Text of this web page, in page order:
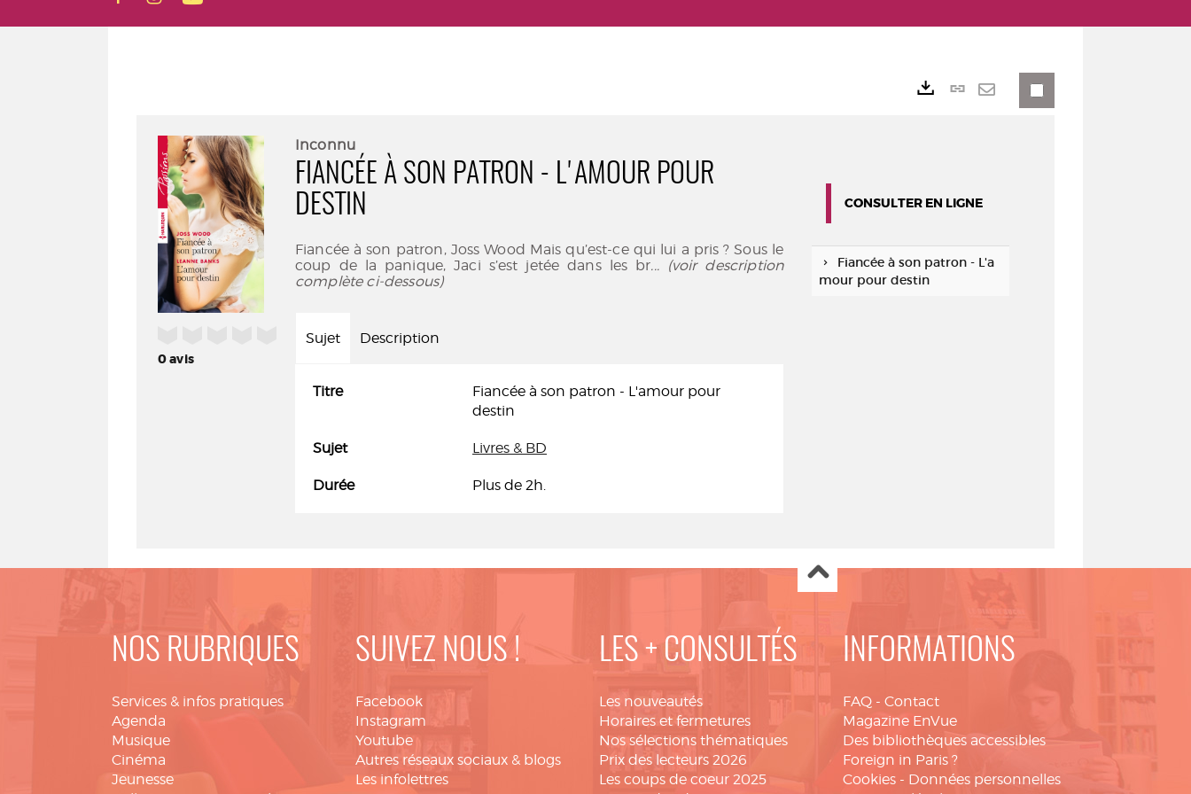
0avis
Inconnu
FIANCÉE À SON PATRON - L'AMOUR POUR
DESTIN
Fiancée à son patron, Joss Wood Mais qu’est-ce qui lui a pris ? Sous le
coup de la panique, Jaci s’est jetée dans les br... (voir description
complète ci-dessous)
Sujet Description
Titre
Fiancée à son patron - L'amour pour
destin
Sujet Livres & BD
Durée Plus de 2h.
Lien
CONSULTER EN LIGNE
Fiancée à son patron - L'a
mour pour destin
NOS RUBRIQUES
Services & infos pratiques
Agenda
Musique
Cinéma
Jeunesse
SUIVEZ NOUS !
Facebook
Instagram
Youtube
Autres réseaux sociaux & blogs
Les infolettres
LES + CONSULTÉS
Les nouveautés
Horaires et fermetures
Nos sélections thématiques
Prix des lecteurs 2026
Les coups de coeur 2025
INFORMATIONS
FAQ - Contact
Magazine EnVue
Des bibliothèques accessibles
Foreign in Paris ?
Cookies - Données personnelles